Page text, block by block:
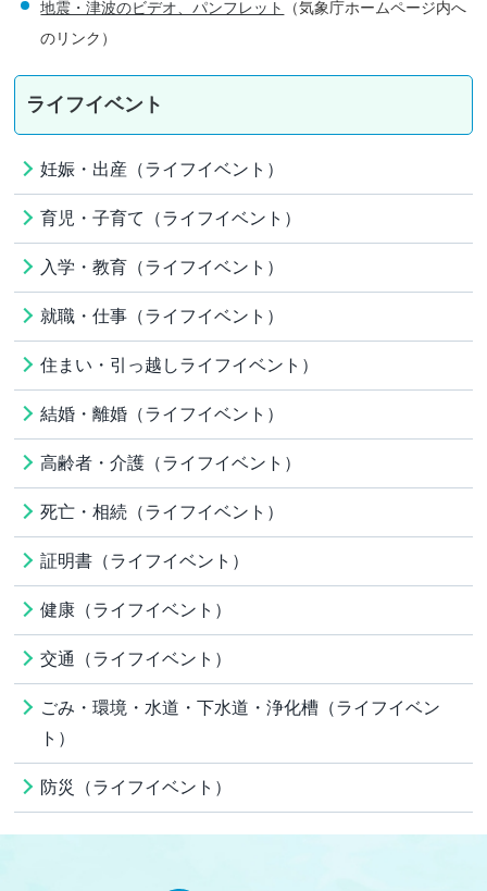
地震・津波のビデオ、パンフレット
（気象庁ホームページ内へ
のリンク）
ライフイベント
妊娠・出産（ライフイベント）
育児・子育て（ライフイベント）
入学・教育（ライフイベント）
就職・仕事（ライフイベント）
住まい・引っ越しライフイベント）
結婚・離婚（ライフイベント）
高齢者・介護（ライフイベント）
死亡・相続（ライフイベント）
証明書（ライフイベント）
健康（ライフイベント）
交通（ライフイベント）
ごみ・環境・水道・下水道・浄化槽（ライフイベン
ト）
防災（ライフイベント）